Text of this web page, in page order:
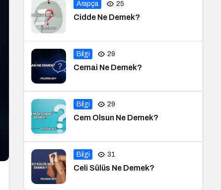
Arapça 25
Cidde Ne Demek?
Bilgi 29
Cemai Ne Demek?
Bilgi 29
Cem Olsun Ne Demek?
Bilgi 31
Celi Sülüs Ne Demek?